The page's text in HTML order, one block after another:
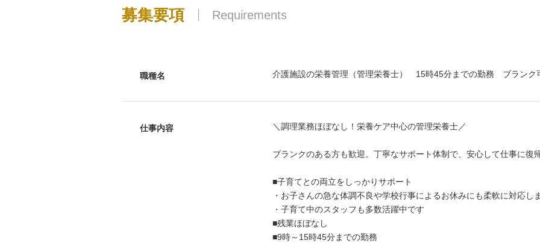
募集要項 Requirements
職種名 介護施設の栄養管理（管理栄養士） 15時45分までの勤務 ブランク
仕事内容 ＼調理業務ほぼなし！栄養ケア中心の管理栄養士／
ブランクのある方も歓迎。丁寧なサポート体制で、安心して仕事に復
■子育てとの両立をしっかりサポート
・お子さんの急な体調不良や学校行事によるお休みにも柔軟に対応し
・子育て中のスタッフも多数活躍中です
■残業ほぼなし
■9時～15時45分までの勤務